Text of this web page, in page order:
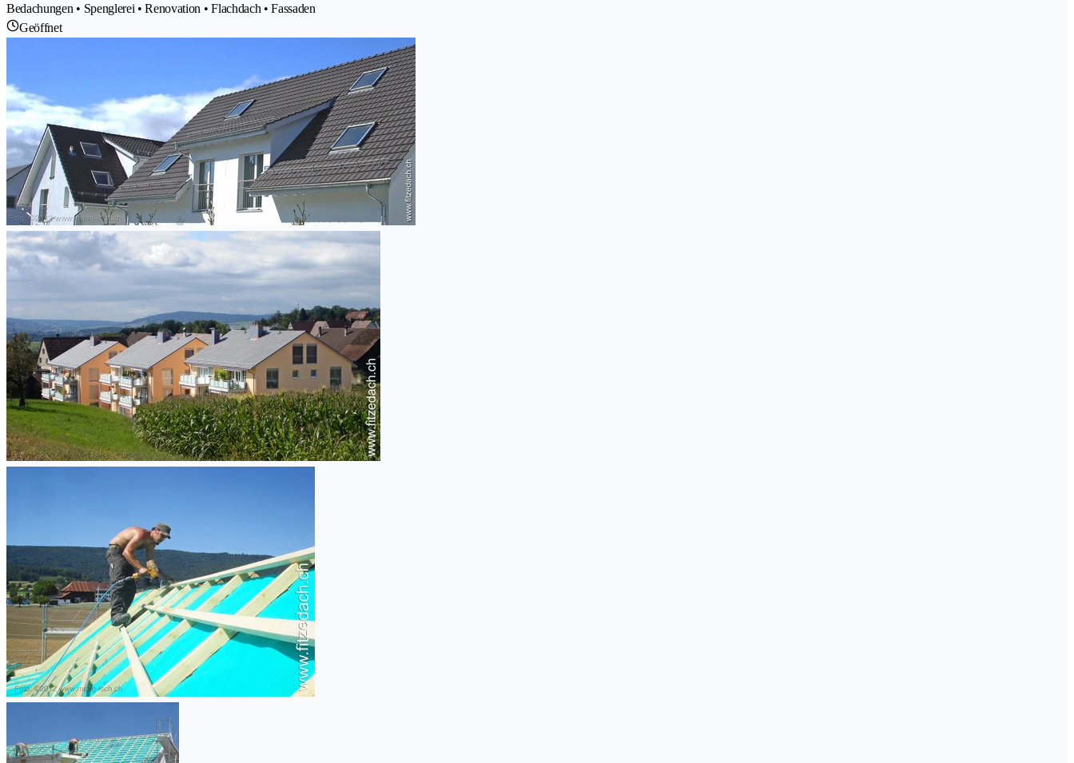
Bedachungen • Spenglerei • Renovation • Flachdach • Fassaden
Geöffnet